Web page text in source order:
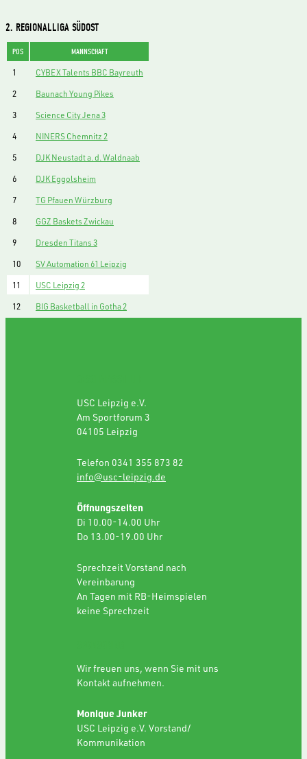
2. REGIONALLIGA SÜDOST
POS MANNSCHAFT
1
CYBEX Talents BBC Bayreuth
2
Baunach Young Pikes
3
Science City Jena 3
4
NINERS Chemnitz 2
5
DJK Neustadt a. d. Waldnaab
6
DJK Eggolsheim
7
TG Pfauen Würzburg
8
GGZ Baskets Zwickau
9
Dresden Titans 3
10
SV Automation 61 Leipzig
11
USC Leipzig 2
12
BIG Basketball in Gotha 2
USC Leipzig e.V.
Am Sportforum 3
04105 Leipzig
Telefon 0341 355 873 82
info@usc-leipzig.de
Öffnungszeiten
Di 10.00-14.00 Uhr
Do 13.00-19.00 Uhr
Sprechzeit Vorstand nach
Vereinbarung
An Tagen mit RB-Heimspielen
keine Sprechzeit
Wir freuen uns, wenn Sie mit uns
Kontakt aufnehmen.
Monique Junker
USC Leipzig e.V. Vorstand/
Kommunikation